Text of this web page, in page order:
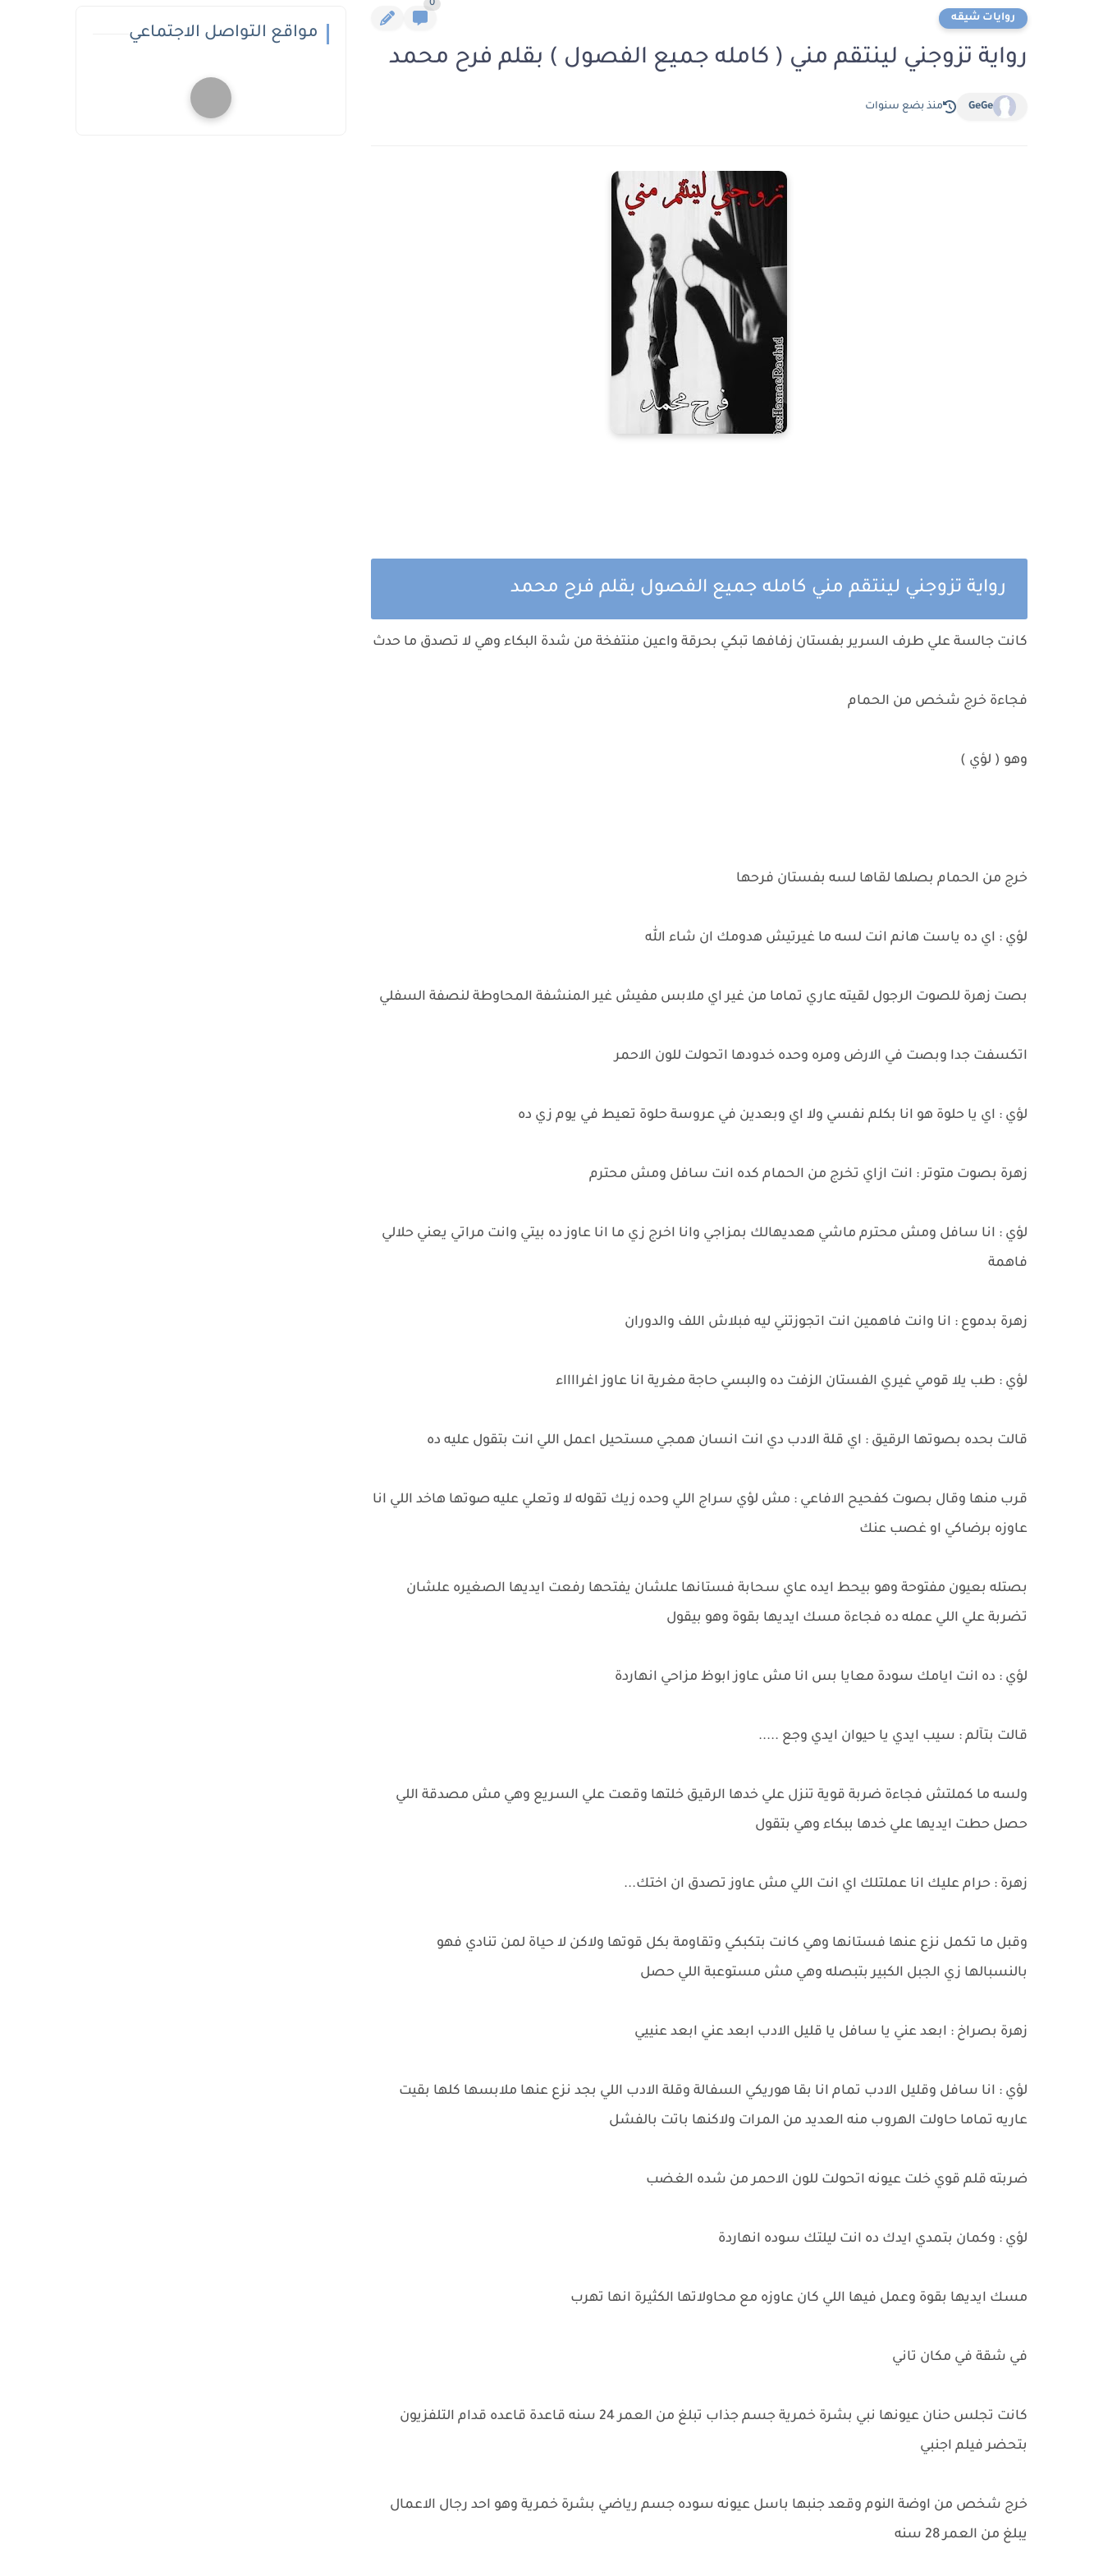
روايات شيقه
0
رواية تزوجني لينتقم مني ( كامله جميع الفصول ) بقلم فرح محمد
GeGe منذ بضع سنوات
رواية تزوجني لينتقم مني كامله جميع الفصول بقلم فرح محمد
كانت جالسة علي طرف السرير بفستان زفافها تبكي بحرقة واعين منتفخة من شدة البكاء وهي لا تصدق ما حدث
فجاءة خرج شخص من الحمام
وهو ( لؤي )
خرج من الحمام بصلها لقاها لسه بفستان فرحها
لؤي : اي ده ياست هانم انت لسه ما غيرتيش هدومك ان شاء الله
بصت زهرة للصوت الرجول لقيته عاري تماما من غير اي ملابس مفيش غير المنشفة المحاوطة لنصفة السفلي
اتكسفت جدا وبصت في الارض ومره وحده خدودها اتحولت للون الاحمر
لؤي : اي يا حلوة هو انا بكلم نفسي ولا اي وبعدين في عروسة حلوة تعيط في يوم زي ده
زهرة بصوت متوتر : انت ازاي تخرج من الحمام كده انت سافل ومش محترم
لؤي : انا سافل ومش محترم ماشي هعديهالك بمزاجي وانا اخرج زي ما انا عاوز ده بيتي وانت مراتي يعني حلالي
فاهمة
زهرة بدموع : انا وانت فاهمين انت اتجوزتني ليه فبلاش اللف والدوران
لؤي : طب يلا قومي غيري الفستان الزفت ده والبسي حاجة مغرية انا عاوز اغرااااء
قالت بحده بصوتها الرقيق : اي قلة الادب دي انت انسان همجي مستحيل اعمل اللي انت بتقول عليه ده
قرب منها وقال بصوت كفحيح الافاعي : مش لؤي سراج اللي وحده زيك تقوله لا وتعلي عليه صوتها هاخد اللي انا
عاوزه برضاكي او غصب عنك
بصتله بعيون مفتوحة وهو بيحط ايده عاي سحابة فستانها علشان يفتحها رفعت ايديها الصغيره علشان
تضربة علي اللي عمله ده فجاءة مسك ايديها بقوة وهو بيقول
لؤي : ده انت ايامك سودة معايا بس انا مش عاوز ابوظ مزاحي انهاردة
قالت بتآلم : سيب ايدي يا حيوان ايدي وجع .....
ولسه ما كملتش فجاءة ضربة قوية تنزل علي خدها الرقيق خلتها وقعت علي السريع وهي مش مصدقة اللي
حصل حطت ايديها علي خدها ببكاء وهي بتقول
زهرة : حرام عليك انا عملتلك اي انت اللي مش عاوز تصدق ان اختك...
وقبل ما تكمل نزع عنها فستانها وهي كانت بتكبكي وتقاومة بكل قوتها ولاكن لا حياة لمن تنادي فهو
بالنسبالها زي الجبل الكبير بتبصله وهي مش مستوعبة اللي حصل
زهرة بصراخ : ابعد عني يا سافل يا قليل الادب ابعد عني ابعد عنييي
لؤي : انا سافل وقليل الادب تمام انا بقا هوريكي السفالة وقلة الادب اللي بجد نزع عنها ملابسها كلها بقيت
عاريه تماما حاولت الهروب منه العديد من المرات ولاكنها باتت بالفشل
ضربته قلم قوي خلت عيونه اتحولت للون الاحمر من شده الغضب
لؤي : وكمان بتمدي ايدك ده انت ليلتك سوده انهاردة
مسك ايديها بقوة وعمل فيها اللي كان عاوزه مع محاولاتها الكثيرة انها تهرب
في شقة في مكان تاني
كانت تجلس حنان عيونها نبي بشرة خمرية جسم جذاب تبلغ من العمر 24 سنه قاعدة قاعده قدام التلفزيون
بتحضر فيلم اجنبي
خرج شخص من اوضة النوم وقعد جنبها باسل عيونه سوده جسم رياضي بشرة خمرية وهو احد رجال الاعمال
يبلغ من العمر 28 سنه
مواقع التواصل الاجتماعي